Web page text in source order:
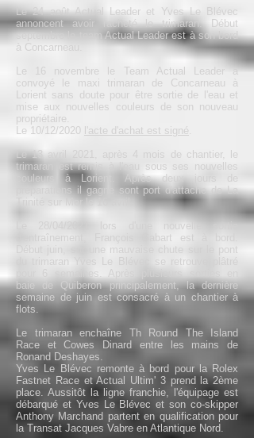
Le 24 août Actual Leader et Yves Le Blévec
annoncent avoir racheté le trimaran. Début
septembre le team Actual Leader est à son bord
à Concarneau.
Le 16 novembre le Team Actual Leader a
convoyé le maxi trimaran de Concarneau à
Lorient sans doute pour être sortie de l'eau et
mise aux nouvelles couleurs de son nouveau
propriétaire.
Le 10/12/2020
l'acte d'achat est signé.
Le 13 avril 2021, après 4 mois de chantier, le
trimaran est remis à l'eau sous ses nouvelles
couleurs à Lorient. Après deux jours de
préparations il gagne sont port d'attache de La
Trinité sur Mer le 16 avril.
Le 28/04/2021 lors d'une nouvelle sortie
d'entraînement, François Gabart est à bord.
Début juin, sur une mauvaise chute sur le pont
du trimaran Yves Le Blévec se retrouve plâtré
pour 6 semaines. Après plusieurs sorties en
baie de Quiberon principalement, la dernière
semaine de juin est consacré à un chantier à
flots.
Le trimaran enchaîne Th Round The Island
Race et Cowes Dinard entre les mains de
Ronand Deshayes.
Yves Le Blévec remonte à bord pour la Rolex
Fastnet Race et Actual Ultim' 3 prend la 2ème
place. Aussitôt la ligne franchie, l'équipage est
débarqué et Yves Le Blévec et son co-skipper
Anthony Marchand partent en qualification pour
la Transat Jacques Vabre en Atlantique Nord.